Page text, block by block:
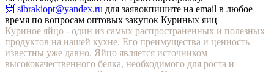
📨 sibrakiopt@yandex.ru для заявокпишите на email в любое
время по вопросам оптовых закупок Куриных яиц
Куриное яйцо - один из самых распространенных и полезных
продуктов на нашей кухне. Его преимущества и ценность
известны уже давно. Яйцо является источником
высококачественного белка, необходимого для роста и